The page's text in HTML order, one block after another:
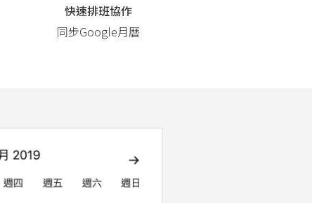
快速排班協作
同步Google月曆